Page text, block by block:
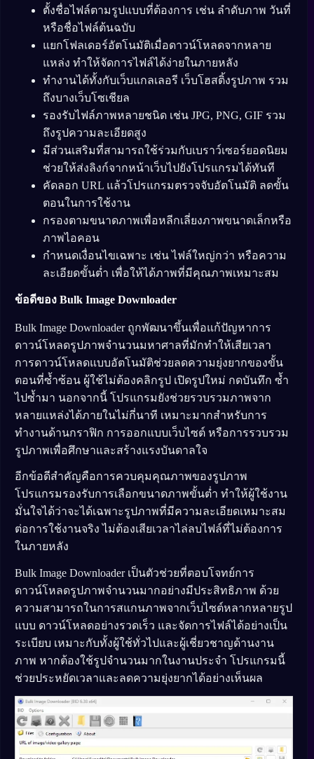
ตั้งชื่อไฟล์ตามรูปแบบที่ต้องการ เช่น ลำดับภาพ วันที่
หรือชื่อไฟล์ต้นฉบับ
แยกโฟลเดอร์อัตโนมัติเมื่อดาวน์โหลดจากหลาย
แหล่ง ทำให้จัดการไฟล์ได้ง่ายในภายหลัง
ทำงานได้ทั้งกับเว็บแกลเลอรี เว็บโฮสติ้งรูปภาพ รวม
ถึงบางเว็บโซเชียล
รองรับไฟล์ภาพหลายชนิด เช่น JPG, PNG, GIF รวม
ถึงรูปความละเอียดสูง
มีส่วนเสริมที่สามารถใช้ร่วมกับเบราว์เซอร์ยอดนิยม
ช่วยให้ส่งลิงก์จากหน้าเว็บไปยังโปรแกรมได้ทันที
คัดลอก URL แล้วโปรแกรมตรวจจับอัตโนมัติ ลดขั้น
ตอนในการใช้งาน
กรองตามขนาดภาพเพื่อหลีกเลี่ยงภาพขนาดเล็กหรือ
ภาพไอคอน
กำหนดเงื่อนไขเฉพาะ เช่น ไฟล์ใหญ่กว่า หรือความ
ละเอียดขั้นต่ำ เพื่อให้ได้ภาพที่มีคุณภาพเหมาะสม
ข้อดีของ Bulk Image Downloader
Bulk Image Downloader ถูกพัฒนาขึ้นเพื่อแก้ปัญหาการ
ดาวน์โหลดรูปภาพจำนวนมหาศาลที่มักทำให้เสียเวลา
การดาวน์โหลดแบบอัตโนมัติช่วยลดความยุ่งยากของขั้น
ตอนที่ซ้ำซ้อน ผู้ใช้ไม่ต้องคลิกรูป เปิดรูปใหม่ กดบันทึก ซ้ำ
ไปซ้ำมา นอกจากนี้ โปรแกรมยังช่วยรวบรวมภาพจาก
หลายแหล่งได้ภายในไม่กี่นาที เหมาะมากสำหรับการ
ทำงานด้านกราฟิก การออกแบบเว็บไซต์ หรือการรวบรวม
รูปภาพเพื่อศึกษาและสร้างแรงบันดาลใจ
อีกข้อดีสำคัญคือการควบคุมคุณภาพของรูปภาพ
โปรแกรมรองรับการเลือกขนาดภาพขั้นต่ำ ทำให้ผู้ใช้งาน
มั่นใจได้ว่าจะได้เฉพาะรูปภาพที่มีความละเอียดเหมาะสม
ต่อการใช้งานจริง ไม่ต้องเสียเวลาไล่ลบไฟล์ที่ไม่ต้องการ
ในภายหลัง
Bulk Image Downloader เป็นตัวช่วยที่ตอบโจทย์การ
ดาวน์โหลดรูปภาพจำนวนมากอย่างมีประสิทธิภาพ ด้วย
ความสามารถในการสแกนภาพจากเว็บไซต์หลากหลายรูป
แบบ ดาวน์โหลดอย่างรวดเร็ว และจัดการไฟล์ได้อย่างเป็น
ระเบียบ เหมาะกับทั้งผู้ใช้ทั่วไปและผู้เชี่ยวชาญด้านงาน
ภาพ หากต้องใช้รูปจำนวนมากในงานประจำ โปรแกรมนี้
ช่วยประหยัดเวลาและลดความยุ่งยากได้อย่างเห็นผล